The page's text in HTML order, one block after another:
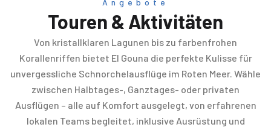
Angebote
Touren & Aktivitäten
Von kristallklaren Lagunen bis zu farbenfrohen
Korallenriffen bietet El Gouna die perfekte Kulisse für
unvergessliche Schnorchelausflüge im Roten Meer. Wähle
zwischen Halbtages-, Ganztages- oder privaten
Ausflügen – alle auf Komfort ausgelegt, von erfahrenen
lokalen Teams begleitet, inklusive Ausrüstung und